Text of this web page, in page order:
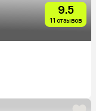
9.5
11 отзывов